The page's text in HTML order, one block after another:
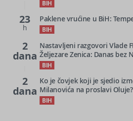
BIH
23
h
Paklene vrućine u BiH:
BIH
2
dana
Nastavljeni razgovori Vlade
Željezare Zenica: Danas bez
BIH
2
dana
Ko je čovjek koji je sjedio
Milanovića na proslavi
BIH